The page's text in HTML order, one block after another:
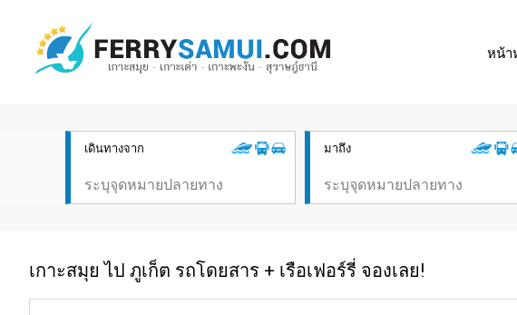
หน้า
เดินทางจาก มาถึง
เกาะสมุย ไป ภูเก็ต รถโดยสาร + เรือเฟอร์รี่ จองเลย!